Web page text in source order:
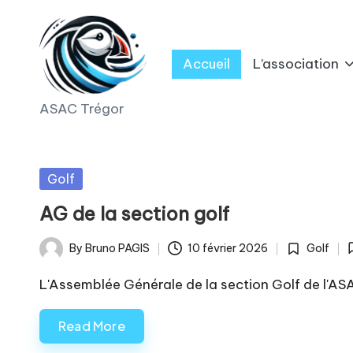
content
A
A
C
T
r
é
ASAC Trégor
Accueil L’association
Posted
Golf
AG de la section golf
Posted
by
By Bruno PAGIS 10 février 2026
Posted
in
Golf
L'Assemblée Générale de la section Golf de
Read More